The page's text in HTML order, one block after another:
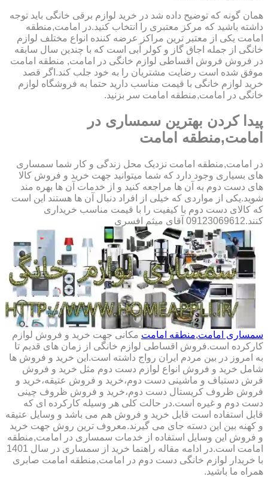
همان گونه که توضیح داده شد در خرید لوازم برقی خانگی باید توجه
داشته باشید که مرکز معتبری را انتخاب کنید.در امامت,منطقه
امامت یکی از معتبر ترین مراکز عرضه کننده انواع مختلف لوازم
خانگی از جمله اجاق گاز و کولر آبی است که با چندین سال سابقه
در فروش فروش اقساطی لوازم خانگی در امامت, منطقه امامت
موفق شده است رضایت مشتریان را به خود جلب کند.اگر قصد
خرید لوازم خانگی با قیمت مناسب دارید حتما به فروشگاه لوازم
خانگی در امامت,منطقه امامت سر بزنید.
پیدا کردن بهترین سمساری در
امامت,منطقه امامت
در امامت,منطقه امامت نزدیک محل زندگی و کار شما سمساری
های بسیاری وجود دارد که شما میتوانید جهت خرید و فروش کالا
های دست دوم به آن ها مراجعه کنید و از خدمات آن ها بهره مند
شوید.یکی از مواردی که خیلی از افراد دنبال آن ها هستند این است
که کالای دست دوم با کیفیت را با قیمت مناسب خریداری
کنند.09123069612 آقای میثم افسری
سمساری امامت,منطقه امامت مکانی جهت خرید و فروش لوازم
کارکرده است.فروش اقساطی لوازم خانگی از زمان های قدیم تا
به امروز در بین مردم ایران رواج داشته است.این خرید و فروش ها
شامل خرید و فروش انواع لوازم دست دوم مثل خرید و فروش
فرش دستباف و ماشینی دست دوم،خرید و فروش عتیقه،خرید و
فروش ظروف کریستال دست دوم،خرید و فروش ظروف چینی
دست دوم و غیره است.در حالت کلی هر وسیله کارکرده ای که
قابل استفاده است قابل خرید و فروش هم می باشد و وسایل عتیقه
و کهنه بین این دسته جای می گیرند.معروف ترین روش جهت خرید
و فروش این وسایل استفاده از خدمات سمساری در امامت,منطقه
امامت است.در ادامه مقاله راهنما خرید از سمساری در سال 1401
با خریدار لوازم خانگی دست دوم در امامت,منطقه امامت صابری
همراه ما باشید.